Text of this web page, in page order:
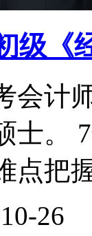
级《
会计
士。
点把
26